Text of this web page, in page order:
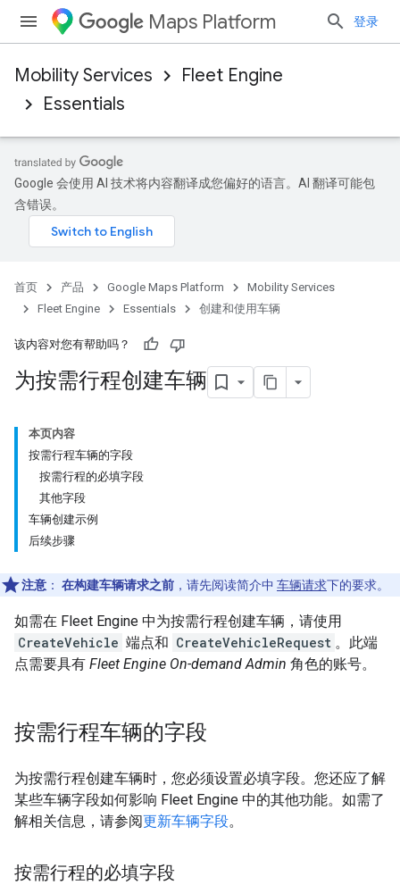
Maps Platform 登录
Mobility Services
Fleet Engine
Essentials
Google 会使用 AI 技术将内容翻译成您偏好的语言。AI 翻译可能包
含错误。
首页 产品 Google Maps Platform
Mobility Services
Fleet Engine
Essentials 创建和使用车辆
该内容对您有帮助吗？
为按需行程创建车辆
本页内容
按需行程车辆的字段
按需行程的必填字段
其他字段
车辆创建示例
后续步骤
注意 ： 在构建车辆请求之前 ，请先阅读简介中 车辆请求下的要求。
如需在 Fleet Engine 中为按需行程创建车辆，请使用
CreateVehicle 端点和 CreateVehicleRequest 。此端
点需要具有 Fleet Engine On-demand Admin 角色的账号。
按需行程车辆的字段
为按需行程创建车辆时，您必须设置必填字段。您还应了解
某些车辆字段如何影响 Fleet Engine 中的其他功能。如需了
解相关信息，请参阅更新车辆字段。
按需行程的必填字段